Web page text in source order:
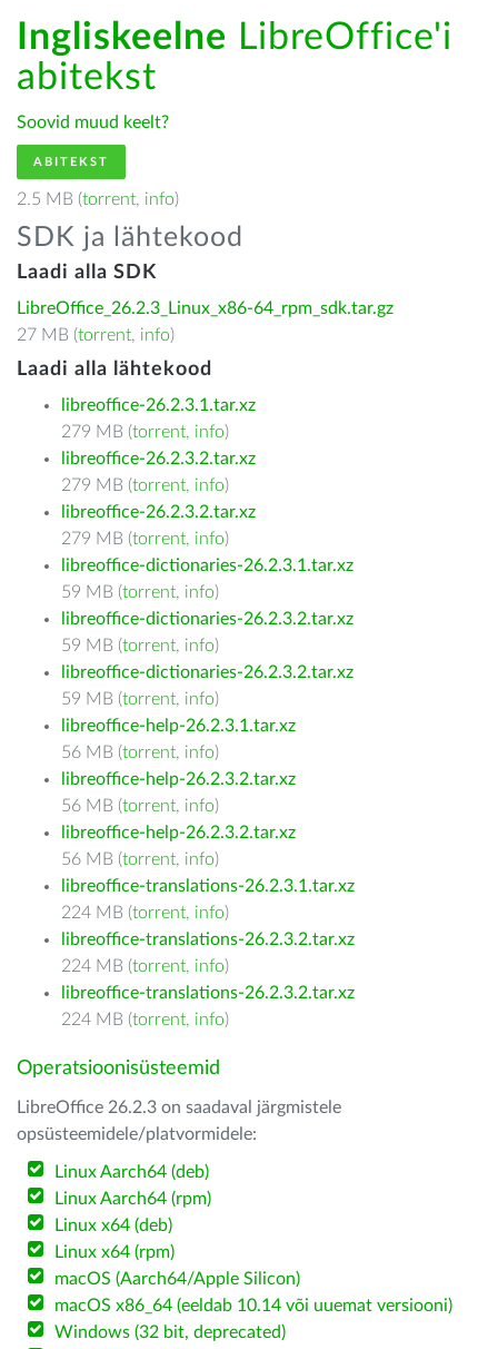
Ingliskeelne LibreOffice'i
abitekst
Soovid muud keelt?
ABITEKST
2.5 MB (torrent, info)
SDK ja lähtekood
Laadi alla SDK
LibreOffice_26.2.3_Linux_x86-64_rpm_sdk.tar.gz
27 MB (torrent, info)
Laadi alla lähtekood
libreoffice-26.2.3.1.tar.xz
279 MB (torrent, info)
libreoffice-26.2.3.2.tar.xz
279 MB (torrent, info)
libreoffice-26.2.3.2.tar.xz
279 MB (torrent, info)
libreoffice-dictionaries-26.2.3.1.tar.xz
59 MB (torrent, info)
libreoffice-dictionaries-26.2.3.2.tar.xz
59 MB (torrent, info)
libreoffice-dictionaries-26.2.3.2.tar.xz
59 MB (torrent, info)
libreoffice-help-26.2.3.1.tar.xz
56 MB (torrent, info)
libreoffice-help-26.2.3.2.tar.xz
56 MB (torrent, info)
libreoffice-help-26.2.3.2.tar.xz
56 MB (torrent, info)
libreoffice-translations-26.2.3.1.tar.xz
224 MB (torrent, info)
libreoffice-translations-26.2.3.2.tar.xz
224 MB (torrent, info)
libreoffice-translations-26.2.3.2.tar.xz
224 MB (torrent, info)
Operatsioonisüsteemid
LibreOffice 26.2.3 on saadaval järgmistele
opsüsteemidele/platvormidele:
Linux Aarch64 (deb)
Linux Aarch64 (rpm)
Linux x64 (deb)
Linux x64 (rpm)
macOS (Aarch64/Apple Silicon)
macOS x86_64 (eeldab 10.14 või uuemat versiooni)
Windows (32 bit, deprecated)